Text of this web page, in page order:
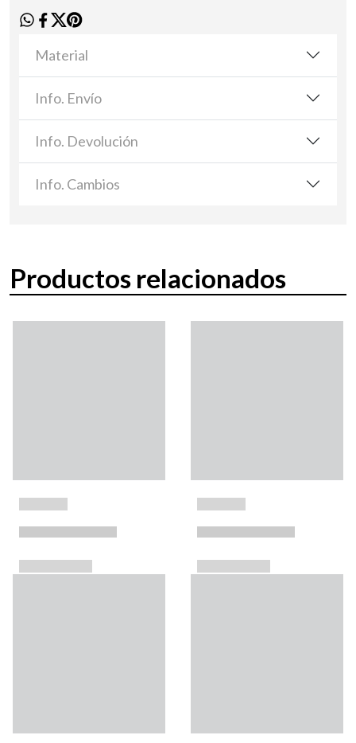
Material
Info. Envío
Info. Devolución
Info. Cambios
Productos relacionados